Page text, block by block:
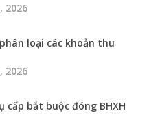
2026
loại các khoản thu
2026
cấp bắt buộc đóng BHXH